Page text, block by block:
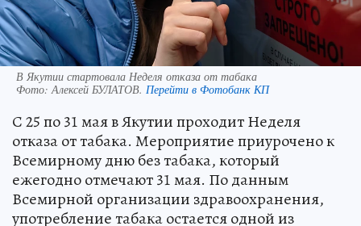
В Якутии стартовала Неделя отказа от табака
Фото:Алексей БУЛАТОВ. Перейти в Фотобанк КП
С 25 по 31 мая в Якутии проходит Неделя
отказа от табака. Мероприятие приурочено к
Всемирному дню без табака, который
ежегодно отмечают 31 мая. По данным
Всемирной организации здравоохранения,
употребление табака остается одной из